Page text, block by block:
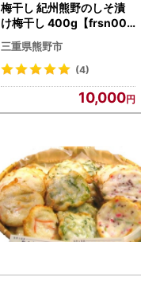
梅干し 紀州熊野のしそ漬
け梅干し 400g【frsn000
4】
三重県熊野市
(4)
10,000